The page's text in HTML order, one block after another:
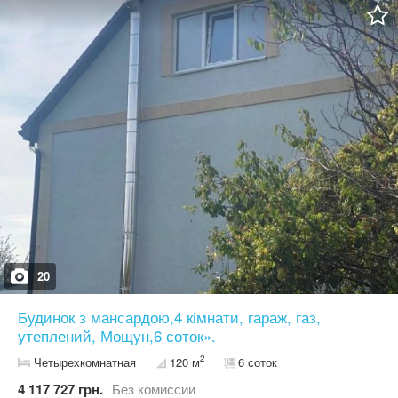
зелена локація — ідеально для відпочинку або дачного життя.
Телефонуйте для деталей та перегляду!
20
Будинок з мансардою,4 кімнати, гараж, газ,
утеплений, Мощун,6 соток».
Четырехкомнатная 120 м2 6 соток
4 117 727 грн. Без комиссии